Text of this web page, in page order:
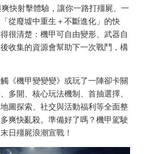
快射擊體驗，讓你一路打殭屍、一
從廢墟中重生＋不斷進化」的快
很清楚：機甲可自由變形、武器自
收集的資源會幫助下一次戰鬥，構
《機甲變變變》或玩了一陣卻卡關
多開、核心玩法機制、首抽選擇、
圖探索、社交與活動福利等全面整
爽快亂殺。準備好了嗎？機甲駕駛
日殭屍浪潮宣戰！